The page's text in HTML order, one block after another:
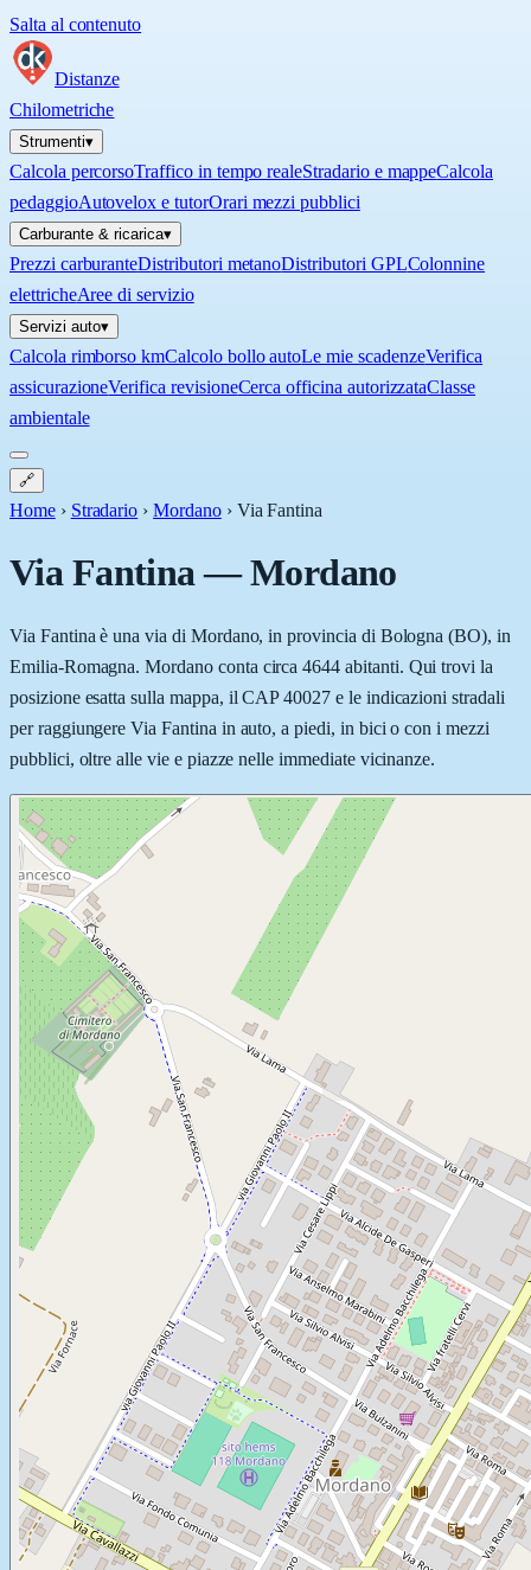
Salta al contenuto
Distanze
Chilometriche
Strumenti▾
Calcola percorsoTraffico in tempo realeStradario e mappeCalcola
pedaggioAutovelox e tutorOrari mezzi pubblici
Carburante & ricarica▾
Prezzi carburanteDistributori metanoDistributori GPLColonnine
elettricheAree di servizio
Servizi auto▾
Calcola rimborso kmCalcolo bollo autoLe mie scadenzeVerifica
assicurazioneVerifica revisioneCerca officina autorizzataClasse
ambientale
🔗
Home › Stradario › Mordano › Via Fantina
Via Fantina—Mordano
Via Fantina è una via di Mordano, in provincia di Bologna (BO), in
Emilia-Romagna. Mordano conta circa 4644 abitanti. Qui trovi la
posizione esatta sulla mappa, il CAP 40027 e le indicazioni stradali
per raggiungere Via Fantina in auto, a piedi, in bici o con i mezzi
pubblici, oltre alle vie e piazze nelle immediate vicinanze.